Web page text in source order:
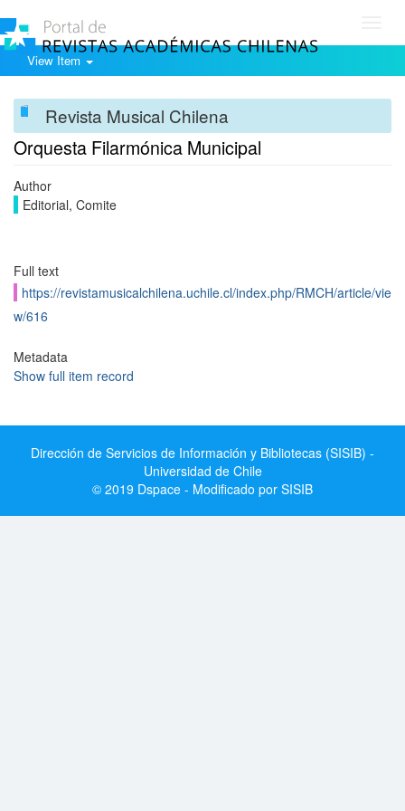
View Item
Revista Musical Chilena
Orquesta Filarmónica Municipal
Author
Editorial, Comite
Full text
https://revistamusicalchilena.uchile.cl/index.php/RMCH/article/vie
w/616
Metadata
Show full item record
Dirección de Servicios de Información y Bibliotecas (SISIB) -
Universidad de Chile
© 2019 Dspace - Modificado por SISIB